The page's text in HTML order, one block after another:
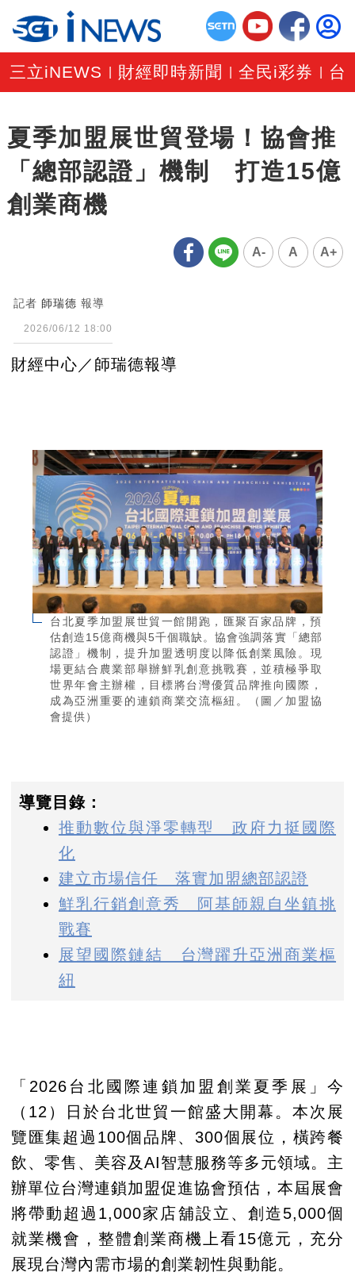
三立iNEWS 財經即時新聞 |全民i彩券 台
夏季加盟展世貿登場！協會推
「總部認證」機制 打造15億
創業商機
A- A A+
記者 師瑞德 報導
2026/06/12 18:00
財經中心／師瑞德報導
台北夏季加盟展世貿一館開跑，匯聚百家品牌，預
估創造15億商機與5千個職缺。協會強調落實「總部
認證」機制，提升加盟透明度以降低創業風險。現
場更結合農業部舉辦鮮乳創意挑戰賽，並積極爭取
世界年會主辦權，目標將台灣優質品牌推向國際，
成為亞洲重要的連鎖商業交流樞紐。（圖／加盟協
會提供）
導覽目錄：
推動數位與淨零轉型 政府力挺國際
化
建立市場信任 落實加盟總部認證
鮮乳行銷創意秀 阿基師親自坐鎮挑
戰賽
展望國際鏈結 台灣躍升亞洲商業樞
紐
「2026台北國際連鎖加盟創業夏季展」今
（12）日於台北世貿一館盛大開幕。本次展
覽匯集超過100個品牌、300個展位，橫跨餐
飲、零售、美容及AI智慧服務等多元領域。主
辦單位台灣連鎖加盟促進協會預估，本屆展會
將帶動超過1,000家店舖設立、創造5,000個
就業機會，整體創業商機上看15億元，充分
展現台灣內需市場的創業韌性與動能。